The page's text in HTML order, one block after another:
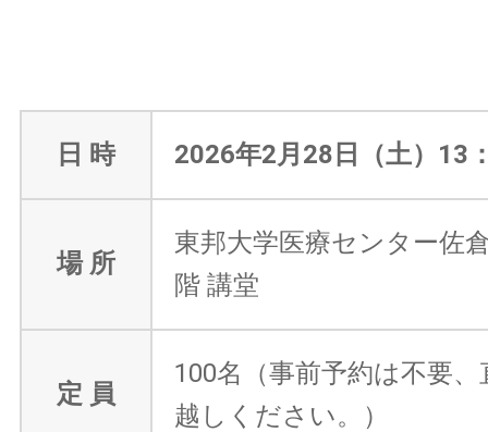
日 時 2026年2月28日（土）13
場 所
東邦大学医療センター佐
階 講堂
定 員
100名（事前予約は不要
越しください。）